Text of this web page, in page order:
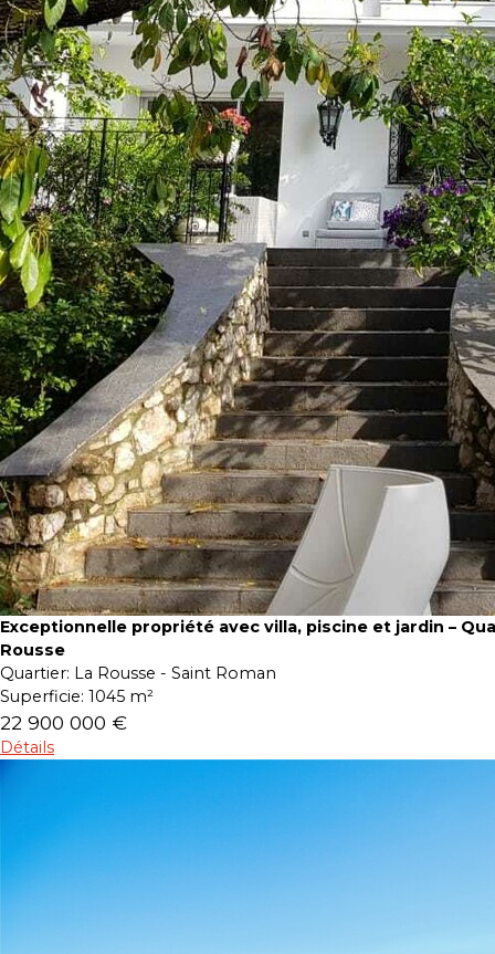
Exceptionnelle propriété avec villa, piscine et jardin –
Rousse
Quartier: La Rousse - Saint Roman
Superficie: 1045 m²
22 900 000 €
Détails